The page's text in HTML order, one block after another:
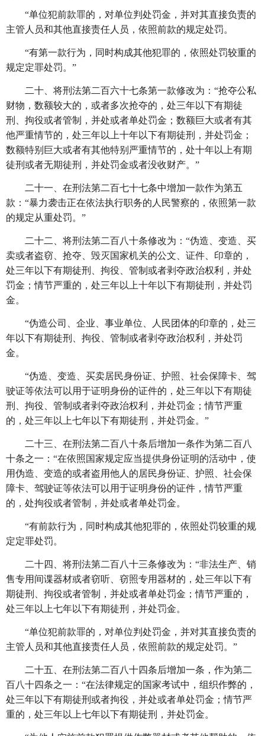
“单位犯前款罪的，对单位判处罚金，并对其直接负责的
主管人员和其他直接责任人员，依照前款的规定处罚。
“有第一款行为，同时构成其他犯罪的，依照处罚较重的
规定定罪处罚。”
二十、将刑法第二百六十七条第一款修改为： “抢夺公私
财物，数额较大的，或者多次抢夺的，处三年以下有期徒
刑、拘役或者管制，并处或者单处罚金；数额巨大或者有其
他严重情节的，处三年以上十年以下有期徒刑，并处罚金；
数额特别巨大或者有其他特别严重情节的，处十年以上有期
徒刑或者无期徒刑，并处罚金或者没收财产。”
二十一、在刑法第二百七十七条中增加一款作为第五
款： “暴力袭击正在依法执行职务的人民警察的，依照第一款
的规定从重处罚。”
二十二、将刑法第二百八十条修改为： “伪造、变造、买
卖或者盗窃、抢夺、毁灭国家机关的公文、证件、印章的，
处三年以下有期徒刑、拘役、管制或者剥夺政治权利，并处
罚金；情节严重的，处三年以上十年以下有期徒刑，并处罚
金。
“伪造公司、企业、事业单位、人民团体的印章的，处三
年以下有期徒刑、拘役、管制或者剥夺政治权利，并处罚
金。
“伪造、变造、买卖居民身份证、护照、社会保障卡、驾
驶证等依法可以用于证明身份的证件的，处三年以下有期徒
刑、拘役、管制或者剥夺政治权利，并处罚金；情节严重
的，处三年以上七年以下有期徒刑，并处罚金。”
二十三、在刑法第二百八十条后增加一条作为第二百八
十条之一： “在依照国家规定应当提供身份证明的活动中，使
用伪造、变造的或者盗用他人的居民身份证、护照、社会保
障卡、驾驶证等依法可以用于证明身份的证件，情节严重
的，处拘役或者管制，并处或者单处罚金。
“有前款行为，同时构成其他犯罪的，依照处罚较重的规
定定罪处罚。
二十四、将刑法第二百八十三条修改为： “非法生产、销
售专用间谍器材或者窃听、窃照专用器材的，处三年以下有
期徒刑、拘役或者管制，并处或者单处罚金；情节严重的，
处三年以上七年以下有期徒刑，并处罚金。
“单位犯前款罪的，对单位判处罚金，并对其直接负责的
主管人员和其他直接责任人员，依照前款的规定处罚。”
二十五、在刑法第二百八十四条后增加一条，作为第二
百八十四条之一： “在法律规定的国家考试中，组织作弊的，
处三年以下有期徒刑或者拘役，并处或者单处罚金；情节严
重的，处三年以上七年以下有期徒刑，并处罚金。